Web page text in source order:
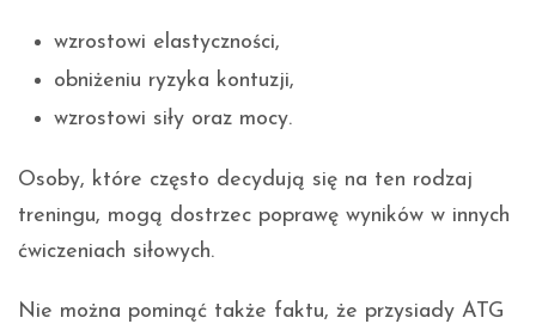
wzrostowi elastyczności,
obniżeniu ryzyka kontuzji,
wzrostowi siły oraz mocy.
Osoby, które często decydują się na ten rodzaj
treningu, mogą dostrzec poprawę wyników w innych
ćwiczeniach siłowych.
Nie można pominąć także faktu, że przysiady ATG